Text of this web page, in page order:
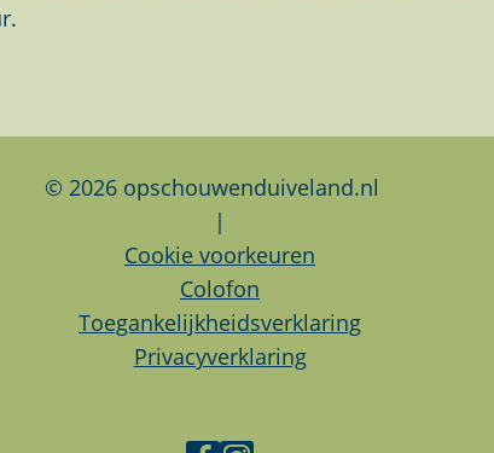
© 2026 opschouwenduiveland.nl
|
Cookie voorkeuren
Colofon
Toegankelijkheidsverklaring
Privacyverklaring